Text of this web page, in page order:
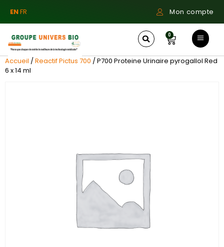
ENFR Mon compte
0
Accueil /Reactif Pictus 700 / P700 Proteine Urinaire pyrogallol Red
6 x 14 ml